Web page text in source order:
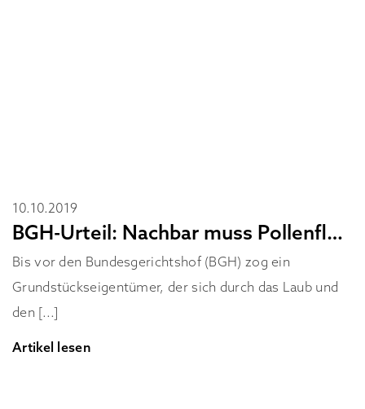
10.10.2019
BGH-Urteil: Nachbar muss Pollenflug dulden
Bis vor den Bundesgerichtshof (BGH) zog ein
Grundstückseigentümer, der sich durch das Laub und
den [...]
Artikel lesen